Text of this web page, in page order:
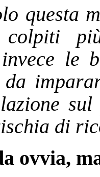
questa
le
di
ovvia,